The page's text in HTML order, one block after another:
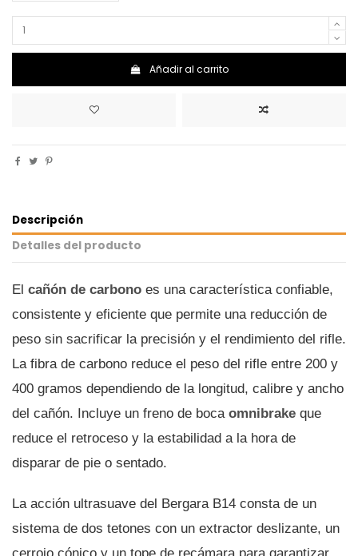
Añadir al carrito
Descripción
Detalles del producto
El cañón de carbono es una característica confiable,
consistente y eficiente que permite una reducción de
peso sin sacrificar la precisión y el rendimiento del rifle.
La fibra de carbono reduce el peso del rifle entre 200 y
400 gramos dependiendo de la longitud, calibre y ancho
del cañón. Incluye un freno de boca omnibrake que
reduce el retroceso y la estabilidad a la hora de
disparar de pie o sentado.
La acción ultrasuave del Bergara B14 consta de un
sistema de dos tetones con un extractor deslizante, un
cerrojo cónico y un tope de recámara para garantizar